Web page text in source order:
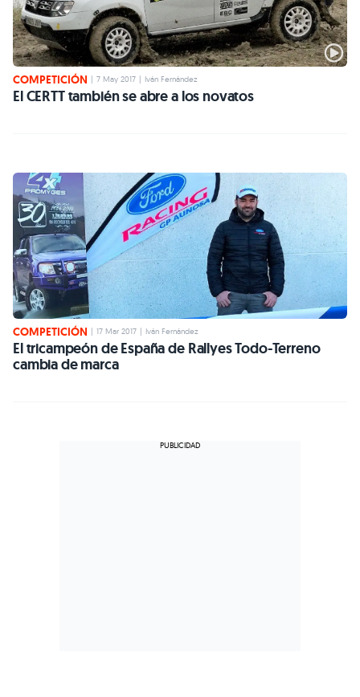
COMPETICIÓN 7 May 2017 Iván Fernández
El CERTT también se abre a los novatos
COMPETICIÓN | 17 Mar 2017 | Iván Fernández
El tricampeón de España de Rallyes Todo-Terreno
cambia de marca